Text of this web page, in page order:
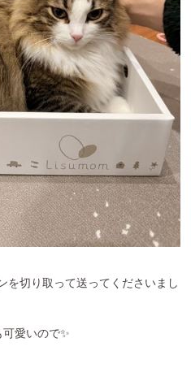
を切り取って送ってくださいまし
愛いので✨